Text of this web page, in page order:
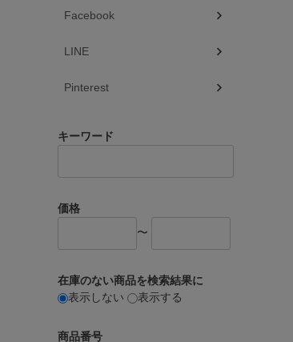
Facebook
LINE
Pinterest
キーワード
価格
〜
在庫のない商品を検索結果に
表示しない
表示する
商品番号